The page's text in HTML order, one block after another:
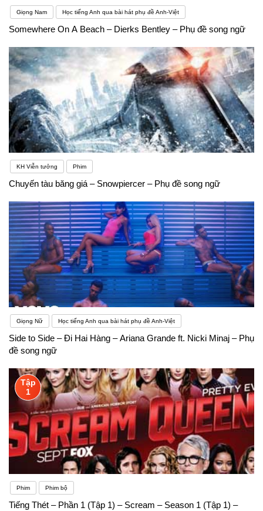
Giọng Nam Học tiếng Anh qua bài hát phụ đề Anh-Việt
Somewhere On A Beach – Dierks Bentley – Phụ đề song ngữ
KH Viễn tưởng Phim
Chuyến tàu băng giá – Snowpiercer – Phụ đề song ngữ
Giọng Nữ Học tiếng Anh qua bài hát phụ đề Anh-Việt
Side to Side – Đi Hai Hàng – Ariana Grande ft. Nicki Minaj – Phụ
đề song ngữ
Tập
1
Phim Phim bộ
Tiếng Thét – Phần 1 (Tập 1) – Scream – Season 1 (Tập 1) –